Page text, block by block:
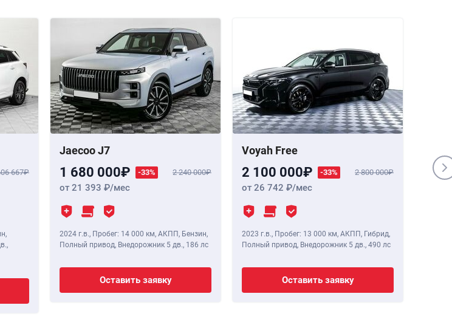
667
Jaecoo J7
1 680 000 -33% 2 240 000
от 21 393 /мес
2024 г.в., Пробег: 14 000 км, АКПП, Бензин,
Полный привод, Внедорожник 5 дв., 186 лс
Оставить заявку
Voyah Free
2 100 000 -33% 2 800 000
от 26 742 /мес
2023 г.в., Пробег: 13 000 км, АКПП, Гибрид,
Полный привод, Внедорожник 5 дв., 490 лс
Оставить заявку
1